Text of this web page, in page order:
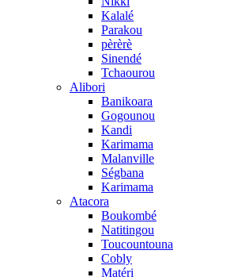
Kalalé
Parakou
pèrèrè
Sinendé
Tchaourou
Alibori
Banikoara
Gogounou
Kandi
Karimama
Malanville
Ségbana
Karimama
Atacora
Boukombé
Natitingou
Toucountouna
Cobly
Matéri